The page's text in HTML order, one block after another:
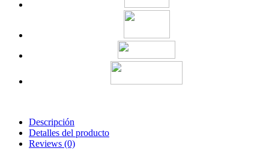
Descripción
Detalles del producto
Reviews (0)